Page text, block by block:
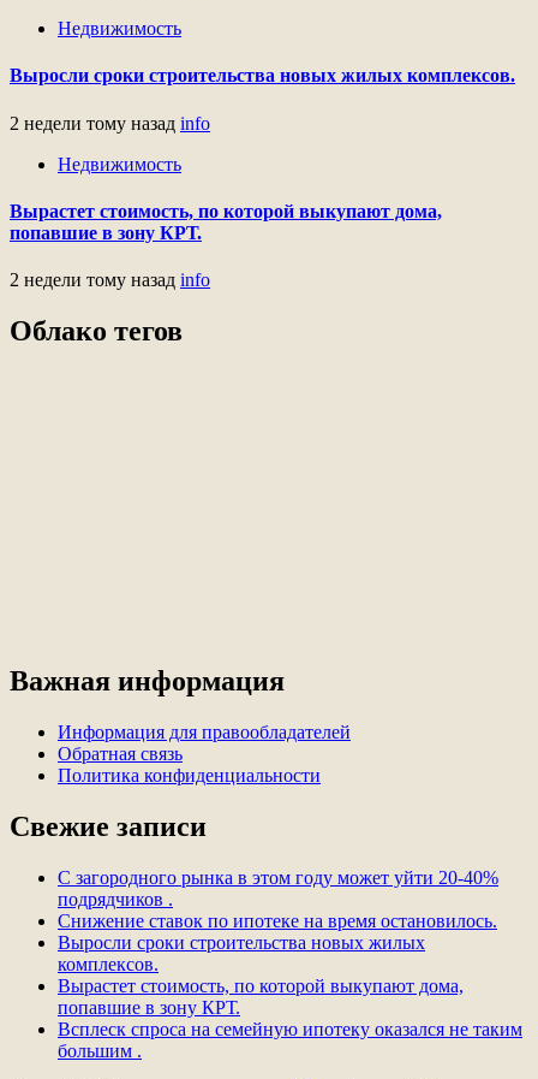
Недвижимость
Выросли сроки строительства новых жилых комплексов.
2 недели тому назад info
Недвижимость
Вырастет стоимость, по которой выкупают дома,
попавшие в зону КРТ.
2 недели тому назад info
Облако тегов
Важная информация
Информация для правообладателей
Обратная связь
Политика конфиденциальности
Свежие записи
С загородного рынка в этом году может уйти 20-40%
подрядчиков .
Снижение ставок по ипотеке на время остановилось.
Выросли сроки строительства новых жилых
комплексов.
Вырастет стоимость, по которой выкупают дома,
попавшие в зону КРТ.
Всплеск спроса на семейную ипотеку оказался не таким
большим .